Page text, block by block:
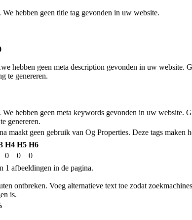
We hebben geen title tag gevonden in uw website.
hebben geen meta description gevonden in uw website.
te genereren.
We hebben geen meta keywords gevonden in uw website.
genereren.
maakt geen gebruik van Og Properties. Deze tags
H4 H5 H6
0 0 0
1 afbeeldingen in de pagina.
ontbreken. Voeg alternatieve text toe zodat
is.